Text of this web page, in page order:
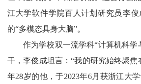
江大学软件学院百人计划研究员‌李
的“多模态具身大脑”。
作为学校双一流学科“计算机科学
干，李俊成坦言：“我的研究始终聚焦
年28岁的他，于2023年6月获浙江大